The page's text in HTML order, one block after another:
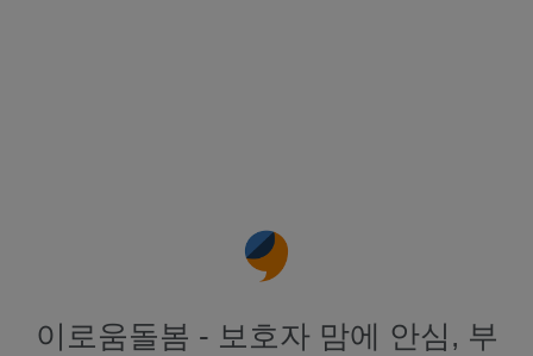
이로움돌봄 - 보호자 맘에 안심, 부